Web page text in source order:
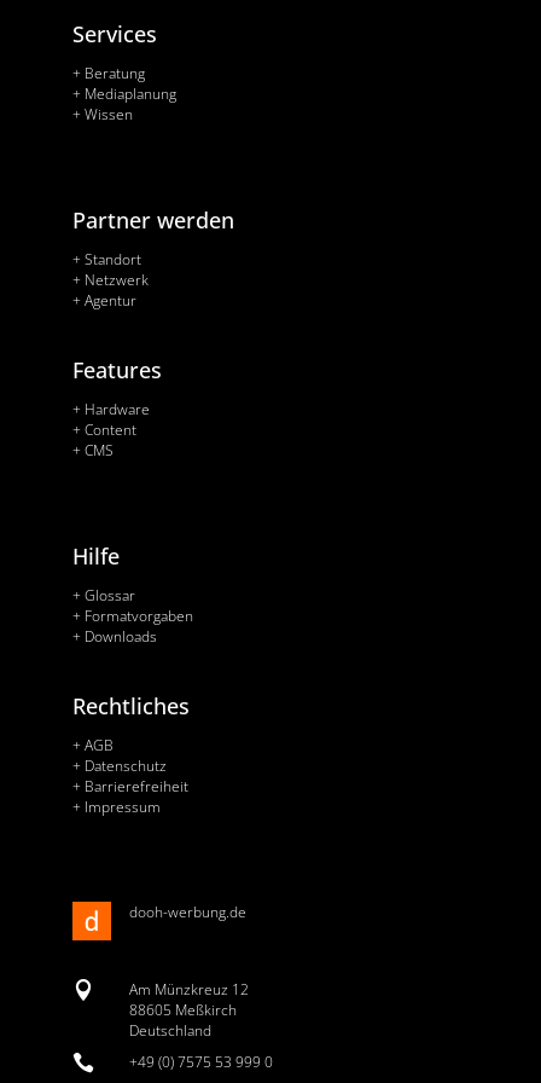
Services
+ Beratung
+ Mediaplanung
+ Wissen
Partner werden
+ Standort
+ Netzwerk
+ Agentur
Features
+ Hardware
+ Content
+ CMS
Hilfe
+ Glossar
+ Formatvorgaben
+ Downloads
Rechtliches
+ AGB
+ Datenschutz
+ Barrierefreiheit
+ Impressum
dooh-werbung.de

Am Münzkreuz 12
88605 Meßkirch
Deutschland
 +49 (0) 7575 53 999 0